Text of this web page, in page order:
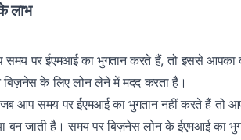
लाभ
पर ईएमआई का भुगतान करते हैं, तो इससे आपका
बिज़नेस के लिए लोन लेने में मदद करता है।
आप समय पर ईएमआई का भुगतान नहीं करते हैं तो
बन जाती है। समय पर बिज़नेस लोन के ईएमआई का